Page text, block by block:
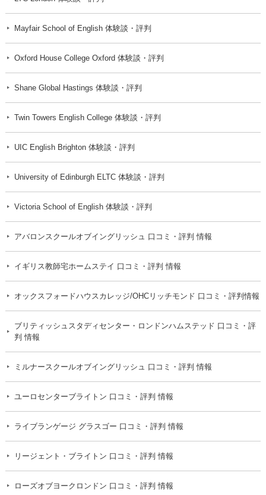
Mayfair School of English 体験談・評判
Oxford House College Oxford 体験談・評判
Shane Global Hastings 体験談・評判
Twin Towers English College 体験談・評判
UIC English Brighton 体験談・評判
University of Edinburgh ELTC 体験談・評判
Victoria School of English 体験談・評判
アバロンスクールオブイングリッシュ 口コミ・評判 情報
イギリス教師宅ホームステイ 口コミ・評判 情報
オックスフォードハウスカレッジ/OHCリッチモンド 口コミ・評判情報
ブリティッシュスタディセンター・ロンドンハムステッド 口コミ・評
判 情報
ミルナースクールオブイングリッシュ 口コミ・評判 情報
ユーロセンターブライトン 口コミ・評判 情報
ライブランゲージ グラスゴー 口コミ・評判 情報
リージェント・ブライトン 口コミ・評判 情報
ローズオブヨークロンドン 口コミ・評判 情報